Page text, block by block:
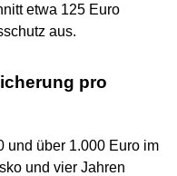
etwa 125 Euro
aus.
pro
und über 1.000 Euro im
und vier Jahren